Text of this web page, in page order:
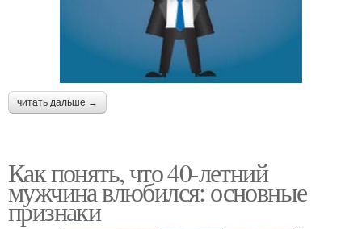
читать дальше →
Как понять, что 40-летний
мужчина влюбился: основные
признаки